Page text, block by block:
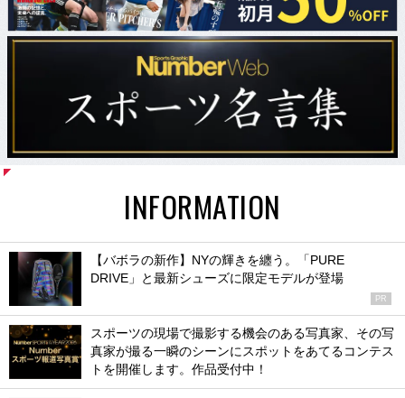
INFORMATION
【バボラの新作】NYの輝きを纏う。「PURE
DRIVE」と最新シューズに限定モデルが登場
PR
スポーツの現場で撮影する機会のある写真家、その写
真家が撮る一瞬のシーンにスポットをあてるコンテス
トを開催します。作品受付中！